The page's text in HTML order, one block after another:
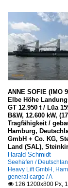
ANNE SOFIE (IMO
Elbe Höhe
GT 12.950 t / Lüa
B&W, 12.600 kW,
Tragfähigkeit /
Hamburg,
GmbH + Co. KG,
Land (SAL),
Harald Schmidt
Seehäfen /
Heavy Lift GmbH,
general cargo / A
 126 1200x800 Px,